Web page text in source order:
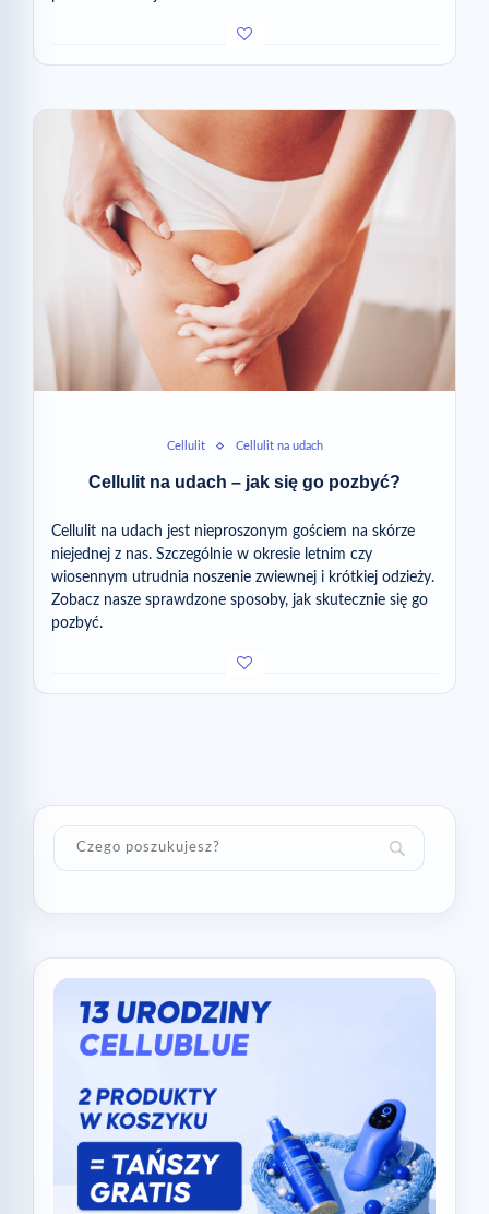
Cellulit Cellulit na udach
Cellulit na udach – jak się go pozbyć?
Cellulit na udach jest nieproszonym gościem na skórze
niejednej z nas. Szczególnie w okresie letnim czy
wiosennym utrudnia noszenie zwiewnej i krótkiej odzieży.
Zobacz nasze sprawdzone sposoby, jak skutecznie się go
pozbyć.